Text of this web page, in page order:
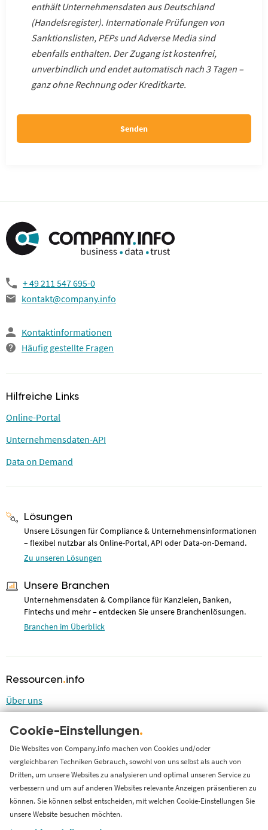
enthält Unternehmensdaten aus Deutschland
(Handelsregister). Internationale Prüfungen von
Sanktionslisten, PEPs und Adverse Media sind
ebenfalls enthalten. Der Zugang ist kostenfrei,
unverbindlich und endet automatisch nach 3 Tagen –
ganz ohne Rechnung oder Kreditkarte.
Senden
+ 49 211 547 695-0
kontakt@company.info
Kontaktinformationen
Häufig gestellte Fragen
Hilfreiche Links
Online-Portal
Unternehmensdaten-API
Data on Demand
Lösungen
Unsere Lösungen für Compliance & Unternehmensinformationen
– flexibel nutzbar als Online-Portal, API oder Data-on-Demand.
Zu unseren Lösungen
Unsere Branchen
Unternehmensdaten & Compliance für Kanzleien, Banken,
Fintechs und mehr – entdecken Sie unsere Branchenlösungen.
Branchen im Überblick
Ressourcen.info
Über uns
LinkedIn
LinkedIn Newsletter
Cases
Support
Länderversion
Cookie-Einstellungen.
Die Websites von Company.info machen von Cookies und/oder
vergleichbaren Techniken Gebrauch, sowohl von uns selbst als auch von
Dritten, um unsere Websites zu analysieren und optimal unseren Service zu
verbessern und um auf anderen Websites relevante Anzeigen präsentieren zu
können. Sie können selbst entscheiden, mit welchen Cookie-Einstellungen Sie
unsere Website besuchen möchten.